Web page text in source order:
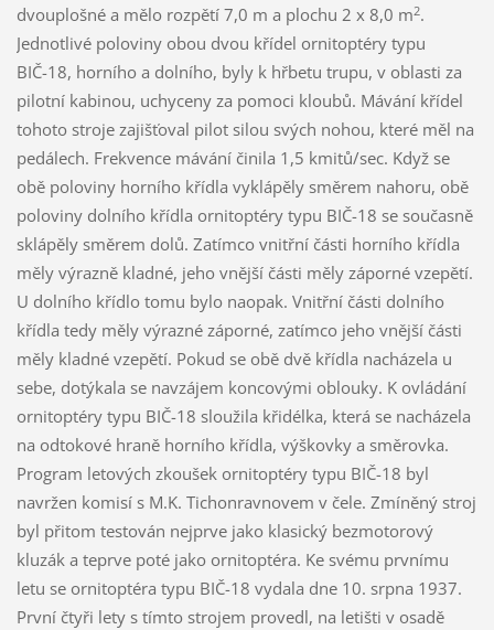
dvouplošné a mělo rozpětí 7,0 m a plochu 2 x 8,0 m2.
Jednotlivé poloviny obou dvou křídel ornitoptéry typu
BIČ-18, horního a dolního, byly k hřbetu trupu, v oblasti za
pilotní kabinou, uchyceny za pomoci kloubů. Mávání křídel
tohoto stroje zajišťoval pilot silou svých nohou, které měl na
pedálech. Frekvence mávání činila 1,5 kmitů/sec. Když se
obě poloviny horního křídla vyklápěly směrem nahoru, obě
poloviny dolního křídla ornitoptéry typu BIČ-18 se současně
sklápěly směrem dolů. Zatímco vnitřní části horního křídla
měly výrazně kladné, jeho vnější části měly záporné vzepětí.
U dolního křídlo tomu bylo naopak. Vnitřní části dolního
křídla tedy měly výrazné záporné, zatímco jeho vnější části
měly kladné vzepětí. Pokud se obě dvě křídla nacházela u
sebe, dotýkala se navzájem koncovými oblouky. K ovládání
ornitoptéry typu BIČ-18 sloužila křidélka, která se nacházela
na odtokové hraně horního křídla, výškovky a směrovka.
Program letových zkoušek ornitoptéry typu BIČ-18 byl
navržen komisí s M.K. Tichonravnovem v čele. Zmíněný stroj
byl přitom testován nejprve jako klasický bezmotorový
kluzák a teprve poté jako ornitoptéra. Ke svému prvnímu
letu se ornitoptéra typu BIČ-18 vydala dne 10. srpna 1937.
První čtyři lety s tímto strojem provedl, na letišti v osadě